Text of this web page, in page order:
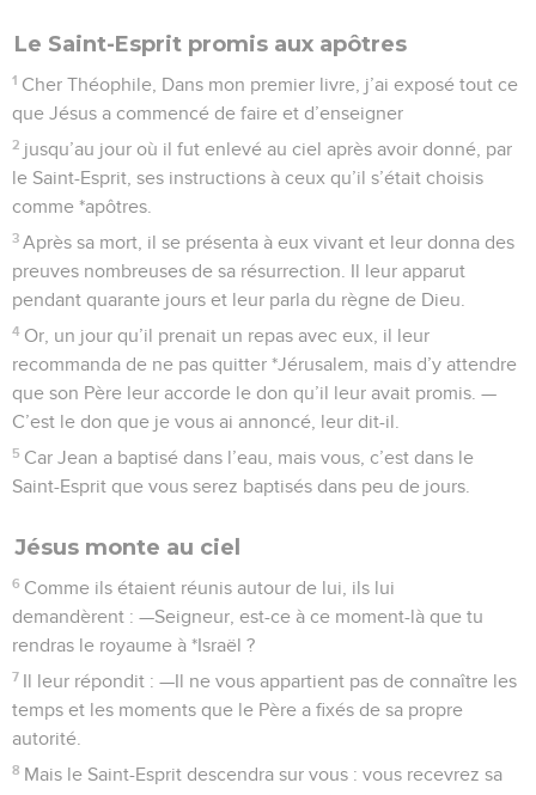
Le Saint-Esprit promis aux apôtres
1 Cher Théophile, Dans mon premier livre, j’ai exposé tout ce
que Jésus a commencé de faire et d’enseigner
2 jusqu’au jour où il fut enlevé au ciel après avoir donné, par
le Saint-Esprit, ses instructions à ceux qu’il s’était choisis
comme *apôtres.
3 Après sa mort, il se présenta à eux vivant et leur donna des
preuves nombreuses de sa résurrection. Il leur apparut
pendant quarante jours et leur parla du règne de Dieu.
4 Or, un jour qu’il prenait un repas avec eux, il leur
recommanda de ne pas quitter *Jérusalem, mais d’y attendre
que son Père leur accorde le don qu’il leur avait promis. —
C’est le don que je vous ai annoncé, leur dit-il.
5 Car Jean a baptisé dans l’eau, mais vous, c’est dans le
Saint-Esprit que vous serez baptisés dans peu de jours.
Jésus monte au ciel
6 Comme ils étaient réunis autour de lui, ils lui
demandèrent : —Seigneur, est-ce à ce moment-là que tu
rendras le royaume à *Israël ?
7 Il leur répondit : —Il ne vous appartient pas de connaître les
temps et les moments que le Père a fixés de sa propre
autorité.
8 Mais le Saint-Esprit descendra sur vous : vous recevrez sa